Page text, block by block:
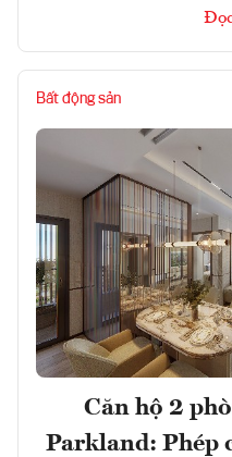
Bất động sản
Căn hộ 2
Parkland: Phép